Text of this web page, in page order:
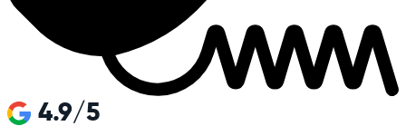
4.9/5